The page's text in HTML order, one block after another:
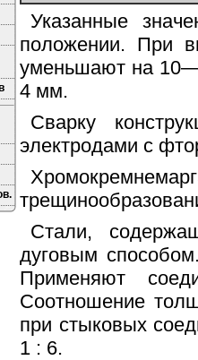
Указанные
положении. При
уменьшают на
4 мм.
Сварку
электродами с
Стали,
дуговым
Применяют
Соотношение
при стыковых
1 : 6.